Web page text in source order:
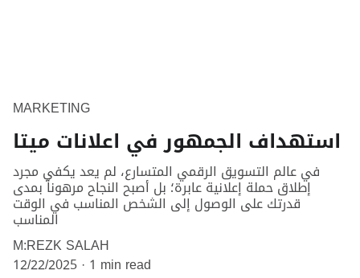
MARKETING
استهداف الجمهور في اعلانات ميتا
في عالم التسويق الرقمي المتسارع، لم يعد يكفي مجرد
إطلاق حملة إعلانية عابرة؛ بل أصبح النجاح مرهوناً بمدى
قدرتك على الوصول إلى الشخص المناسب في الوقت
المناسب
M:REZK SALAH
12/22/2025 1 min read